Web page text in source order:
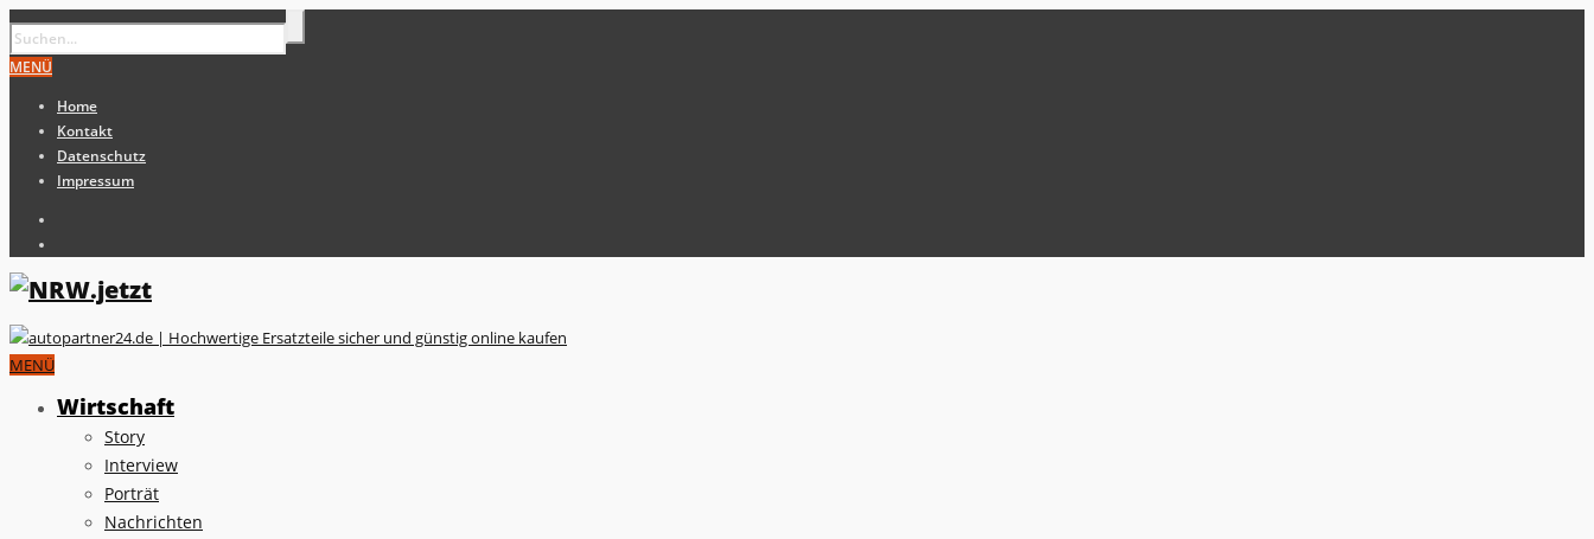
MENÜ
Home
Kontakt
Datenschutz
Impressum
MENÜ
Wirtschaft
Story
Interview
Porträt
Nachrichten